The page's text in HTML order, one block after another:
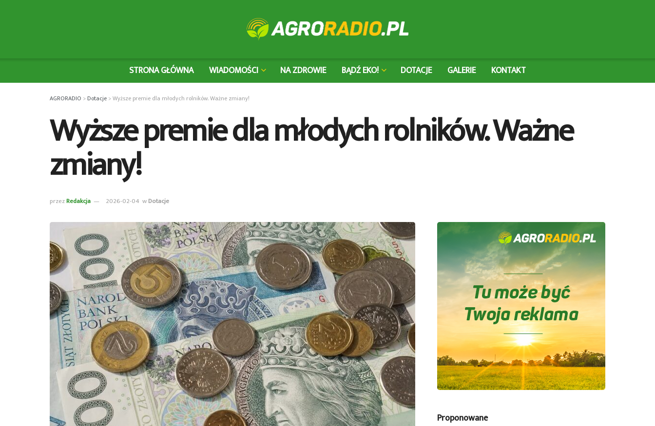
STRONA GŁÓWNA WIADOMOŚCI NA ZDROWIE BĄDŹ EKO! DOTACJE GALERIE KONTAKT
AGRORADIO >Dotacje >Wyższe premie dla młodych rolników. Ważne zmiany!
Wyższe premie dla młodych rolników. Ważne
zmiany!
przezRedakcja 2026-02-04 wDotacje
Proponowane